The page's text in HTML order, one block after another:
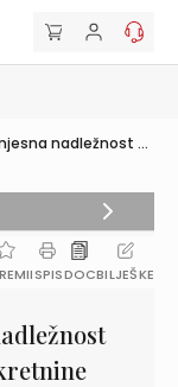
nadležnost ...
ISPISDOCBILJEŠKE